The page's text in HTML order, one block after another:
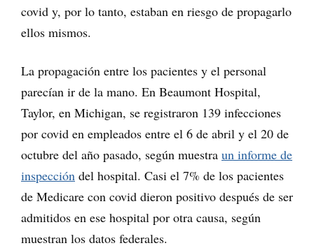
covid y, por lo tanto, estaban en riesgo de propagarlo
ellos mismos.
La propagación entre los pacientes y el personal
parecían ir de la mano. En Beaumont Hospital,
Taylor, en Michigan, se registraron 139 infecciones
por covid en empleados entre el 6 de abril y el 20 de
octubre del año pasado, según muestra un informe de
inspección del hospital. Casi el 7% de los pacientes
de Medicare con covid dieron positivo después de ser
admitidos en ese hospital por otra causa, según
muestran los datos federales.